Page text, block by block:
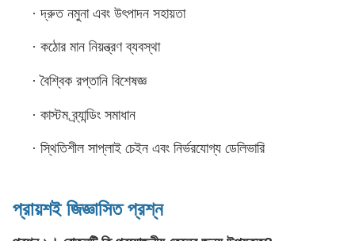
· দ্রুত নমুনা এবং উৎপাদন সহায়তা
· কঠোর মান নিয়ন্ত্রণ ব্যবস্থা
· বৈশ্বিক রপ্তানি বিশেষজ্ঞ
· কাস্টম ব্র্যান্ডিং সমাধান
· স্থিতিশীল সাপ্লাই চেইন এবং নির্ভরযোগ্য ডেলিভারি
প্রায়শই জিজ্ঞাসিত প্রশ্ন